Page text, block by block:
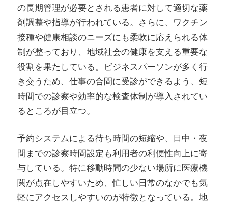
の長期管理が必要とされる患者に対して適切な薬
剤調整や指導が行われている。さらに、ワクチン
接種や健康相談のニーズにも柔軟に応えられる体
制が整っており、地域社会の健康を支える重要な
役割を果たしている。ビジネスパーソンが多く行
き交うため、仕事の合間に受診ができるよう、短
時間での診察や効率的な検査体制が導入されてい
るところが目立つ。
予約システムによる待ち時間の短縮や、日中・夜
間までの診察時間設定も利用者の利便性向上に寄
与している。特に移動時間の少ない場所に医療機
関が点在しやすいため、忙しい日常のなかでも気
軽にアクセスしやすいのが特徴となっている。地